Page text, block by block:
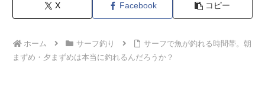
X Facebook コピー
ホーム サーフ釣り
サーフで魚が釣れる時間帯。朝
まずめ・夕まずめは本当に釣れるんだろうか？